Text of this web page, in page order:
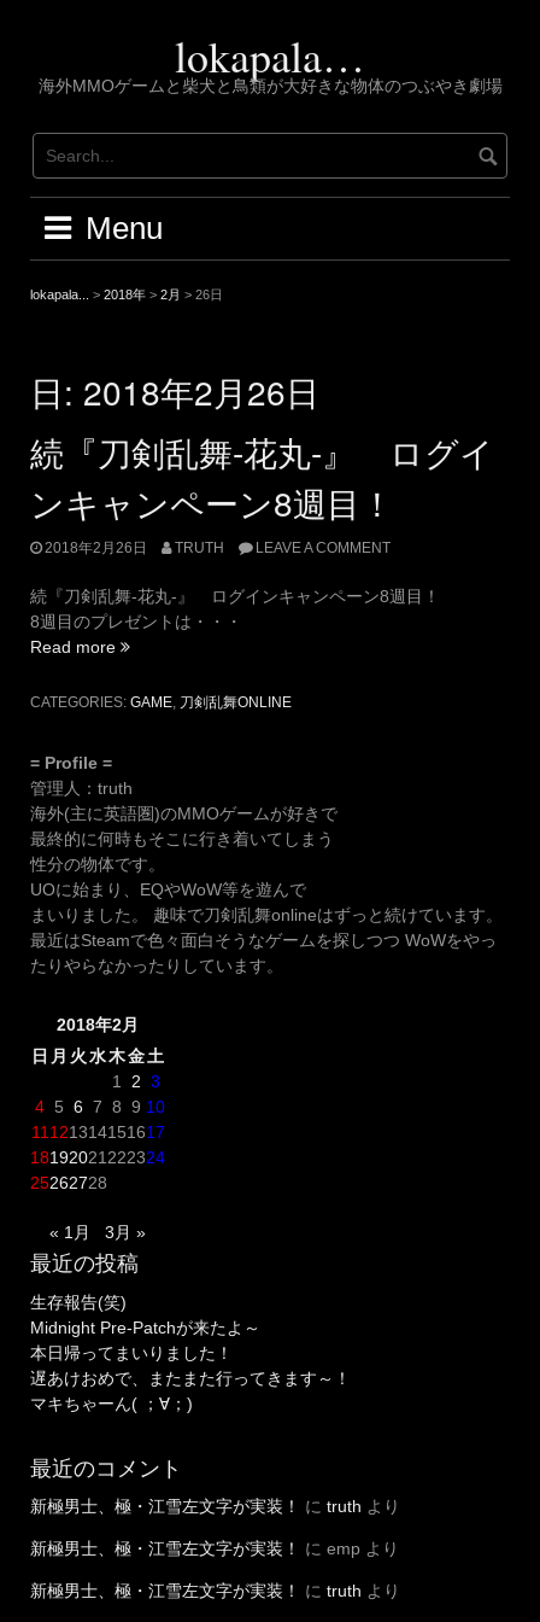
lokapala…
海外MMOゲームと柴犬と鳥類が大好きな物体のつぶやき劇場
Menu
lokapala... > 2018年 > 2月 > 26日
日: 2018年2月26日
続『刀剣乱舞-花丸-』 ログイ
ンキャンペーン8週目！
2018年2月26日 TRUTH LEAVE A COMMENT
続『刀剣乱舞-花丸-』 ログインキャンペーン8週目！
8週目のプレゼントは・・・
Read more “続
剣
丸-』
ロ
グ
イ
ン
キ
ャ
ン
ー
ン
週
目！”
CATEGORIES: GAME 刀剣乱舞ONLINE
= Profile =
管理人：truth
海外(主に英語圏)のMMOゲームが好きで
最終的に何時もそこに行き着いてしまう
性分の物体です。
UOに始まり、EQやWoW等を遊んで
まいりました。 趣味で刀剣乱舞onlineはずっと続けています。
最近はSteamで色々面白そうなゲームを探しつつ WoWをやっ
たりやらなかったりしています。
2018年2月
日 月 火水木金土
1
2 3
4 5 6 7 8 9 10
11 121314151617
18192021 222324
25262728
« 1月 3月 »
最近の投稿
生存報告(笑)
Midnight Pre-Patchが来たよ～
本日帰ってまいりました！
遅あけおめで、またまた行ってきます～！
マキちゃーん( ；∀；)
最近のコメント
新極男士、極・江雪左文字が実装！ に truth より
新極男士、極・江雪左文字が実装！ に emp より
新極男士、極・江雪左文字が実装！ に truth より